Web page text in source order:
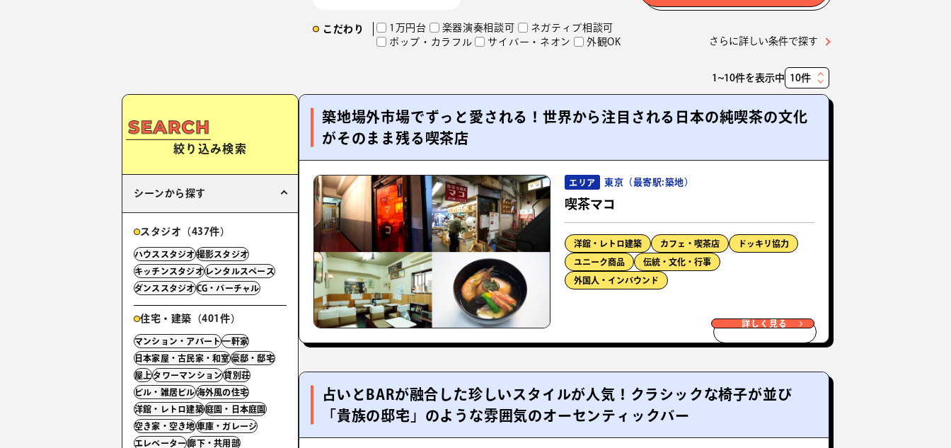
こだわり 1万円台 楽器演奏相談可
ネガティブ相談可
ポップ・カラフル
サイバー・ネオン 外観OK さらに詳しい条件で探す
1~10件を表示中
表
件
築地場外市場でずっと愛される！世界から注目される日本の純喫茶の文化
がそのまま残る喫茶店
エリア 東京（最寄駅:築地）
喫茶マコ
洋館・レトロ建築 カフェ・喫茶店 ドッキリ協力
ユニーク商品 伝統・文化・行事
外国人・インバウンド
詳しく見る
占いとBARが融合した珍しいスタイルが人気！クラシックな椅子が並び
「貴族の邸宅」のような雰囲気のオーセンティックバー
絞り込み検索
シーンから探す
スタジオ（437件）
ハウススタジオ撮影スタジオ
キッチンスタジオレンタルスペース
ダンススタジオCG・バーチャル
住宅・建築（401件）
マンション・アパート一軒家
日本家屋・古民家・和室豪邸・邸宅
屋上タワーマンション貸別荘
ビル・雑居ビル海外風の住宅
洋館・レトロ建築庭園・日本庭園
空き家・空き地車庫・ガレージ
エレベーター廊下・共用部